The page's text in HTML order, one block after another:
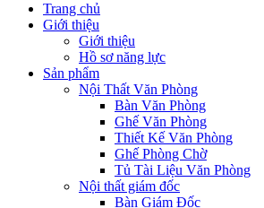
Trang chủ
Giới thiệu
Giới thiệu
Hồ sơ năng lực
Sản phẩm
Nội Thất Văn Phòng
Bàn Văn Phòng
Ghế Văn Phòng
Thiết Kế Văn Phòng
Ghế Phòng Chờ
Tủ Tài Liệu Văn Phòng
Nội thất giám đốc
Bàn Giám Đốc